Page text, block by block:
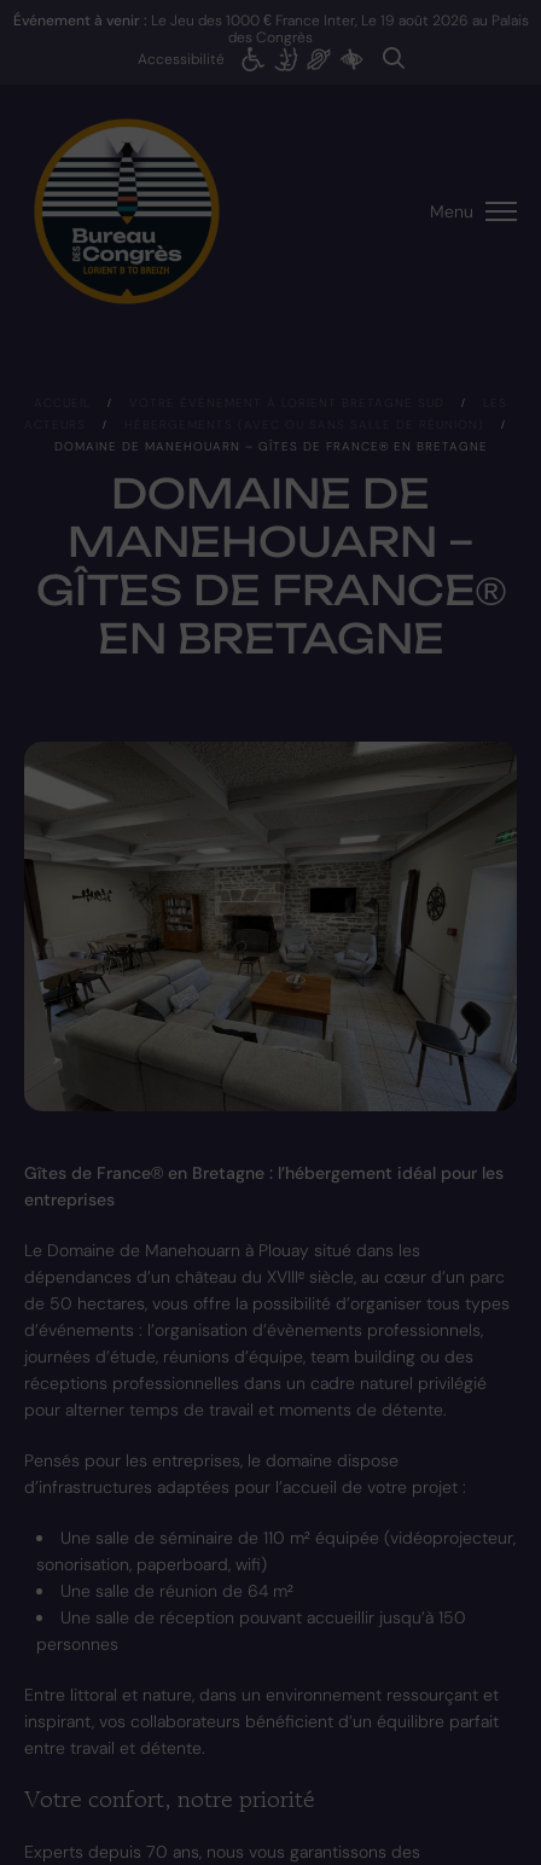
Événement à venir : Le Jeu des 1000 € France Inter, Le 19 août 2026 au Palais
des Congrès
Accessibilité
Menu
DOMAINE DE
MANEHOUARN –
GÎTES DE FRANCE®
EN BRETAGNE
/ /
/
/
DOMAINE DE MANEHOUARN – GÎTES DE FRANCE® EN BRETAGNE
Gîtes de France® en Bretagne : l’hébergement idéal pour les
entreprises
Le Domaine de Manehouarn à Plouay situé dans les
dépendances d’un château du XVIIIᵉ siècle, au cœur d’un parc
de 50 hectares, vous offre la possibilité d’organiser tous types
d’événements : l’organisation d’évènements professionnels,
journées d’étude, réunions d’équipe, team building ou des
réceptions professionnelles dans un cadre naturel privilégié
pour alterner temps de travail et moments de détente.
Pensés pour les entreprises, le domaine dispose
d’infrastructures adaptées pour l’accueil de votre projet :
Une salle de séminaire de 110 m² équipée (vidéoprojecteur,
sonorisation, paperboard, wifi)
Une salle de réunion de 64 m²
Une salle de réception pouvant accueillir jusqu’à 150
personnes
Entre littoral et nature, dans un environnement ressourçant et
inspirant, vos collaborateurs bénéficient d’un équilibre parfait
entre travail et détente.
Votre confort, notre priorité
Experts depuis 70 ans, nous vous garantissons des